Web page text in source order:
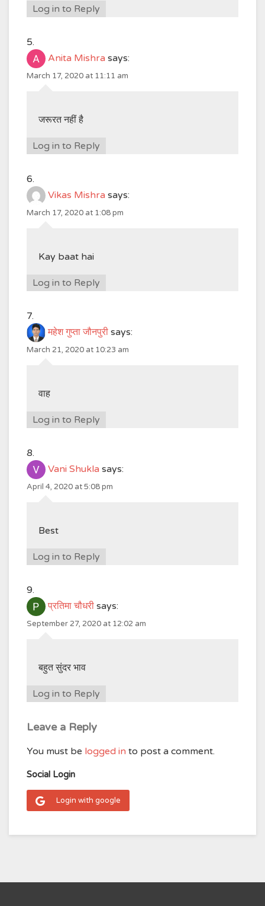
Log in to Reply
Anita Mishra says:
March 17, 2020 at 11:11 am
जरूरत नहीं है
Log in to Reply
Vikas Mishra says:
March 17, 2020 at 1:08 pm
Kay baat hai
Log in to Reply
महेश गुप्ता जौनपुरी says:
March 21, 2020 at 10:23 am
वाह
Log in to Reply
Vani Shukla says:
April 4, 2020 at 5:08 pm
Best
Log in to Reply
प्रतिमा चौधरी says:
September 27, 2020 at 12:02 am
बहुत सुंदर भाव
Log in to Reply
Leave a Reply
You must be logged in to post a comment.
Social Login
Login with google